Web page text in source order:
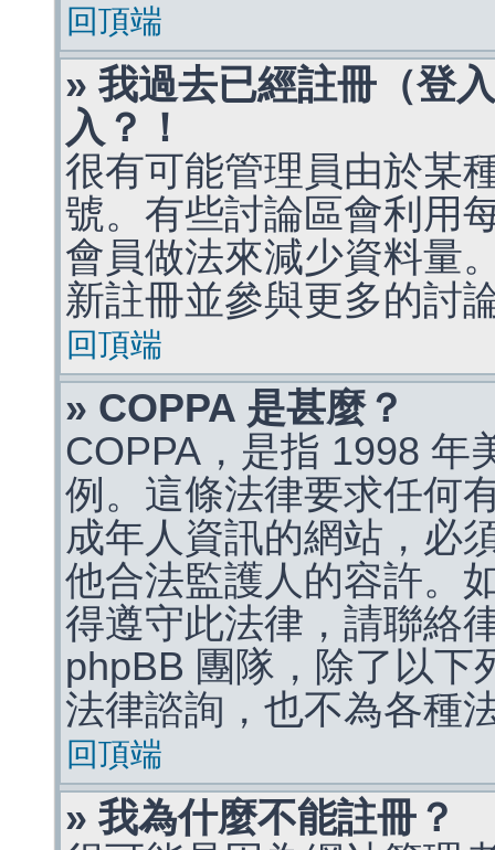
回頂端
» 我過去已經註冊（登
入？！
很有可能管理員由於某
號。有些討論區會利用
會員做法來減少資料量
新註冊並參與更多的討
回頂端
» COPPA 是甚麼？
COPPA，是指 1998 年
例。這條法律要求任何
成年人資訊的網站，必
他合法監護人的容許。
得遵守此法律，請聯絡
phpBB 團隊，除了以下
法律諮詢，也不為各種
回頂端
» 我為什麼不能註冊？